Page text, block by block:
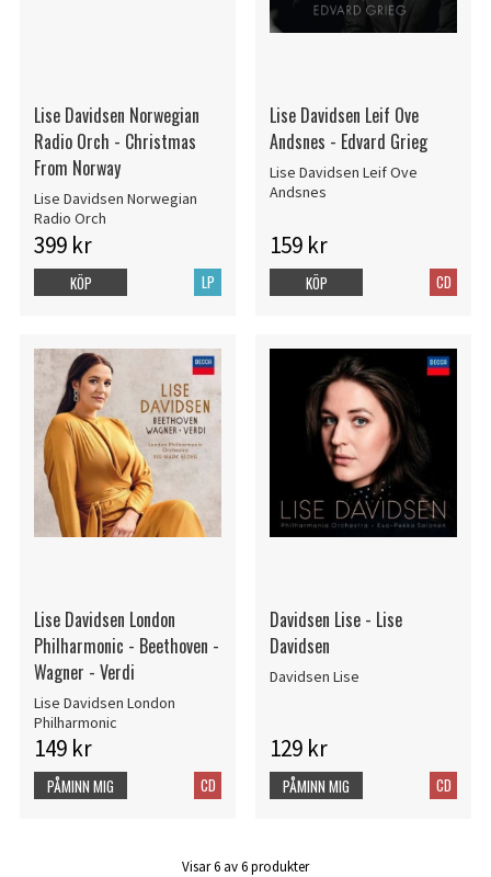
Lise Davidsen Norwegian
Radio Orch - Christmas
From Norway
Lise Davidsen Norwegian
Radio Orch
399 kr
LP
KÖP
Lise Davidsen Leif Ove
Andsnes - Edvard Grieg
Lise Davidsen Leif Ove
Andsnes
159 kr
CD
KÖP
Lise Davidsen London
Philharmonic - Beethoven -
Wagner - Verdi
Lise Davidsen London
Philharmonic
149 kr
CD
PÅMINN MIG
Davidsen Lise - Lise
Davidsen
Davidsen Lise
129 kr
CD
PÅMINN MIG
Visar6 av6produkter